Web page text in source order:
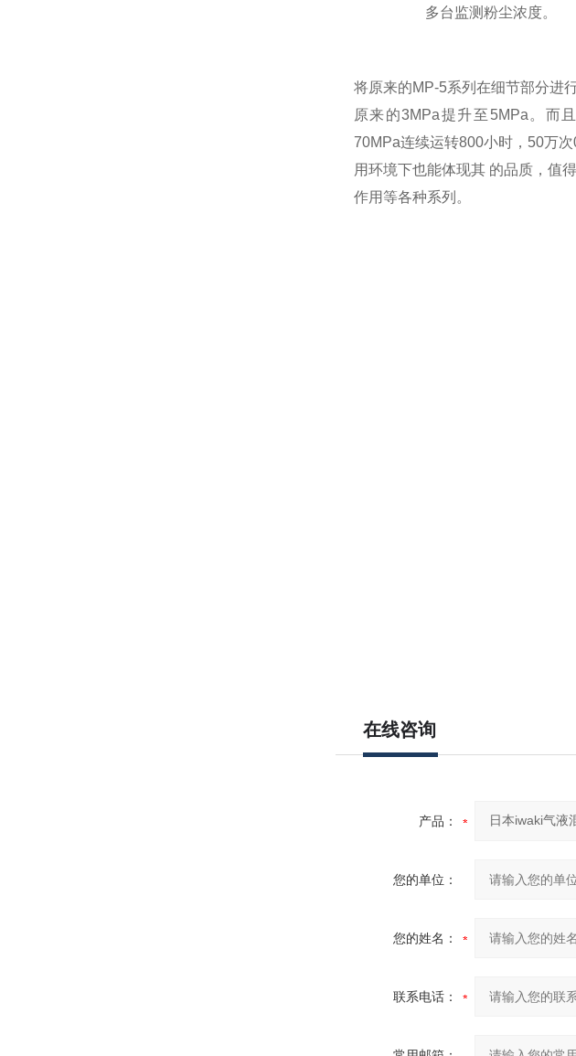
多台监测粉尘浓度。
将原来的MP-5系列在细节部分进
原来的3MPa提升至5MPa。而
70MPa连续运转800小时，50万
用环境下也能体现其 的品质，值
作用等各种系列。
在线咨询
产品：
您的单位：
您的姓名：
联系电话：